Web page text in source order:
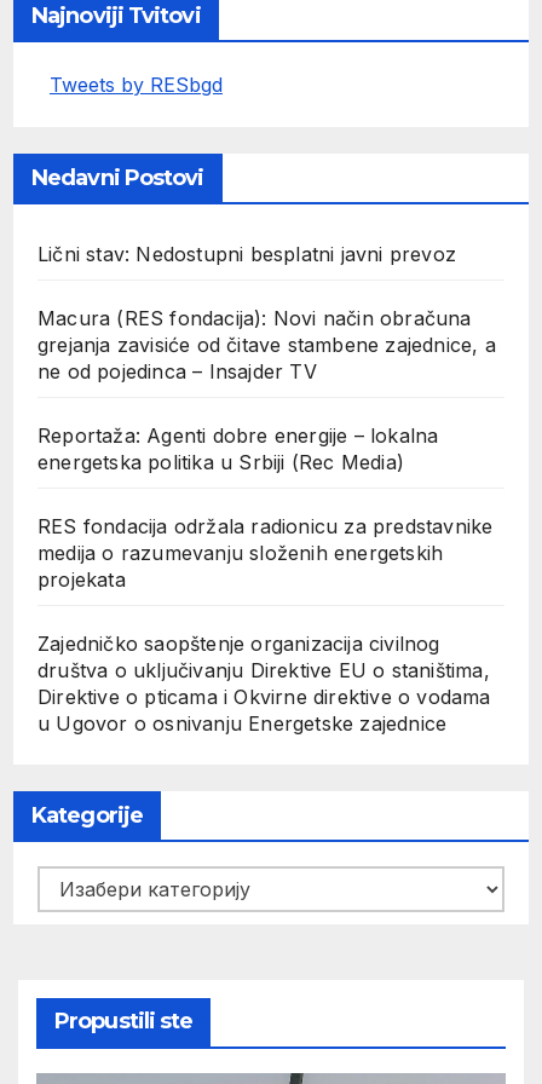
Najnoviji Tvitovi
Tweets by RESbgd
Nedavni Postovi
Lični stav: Nedostupni besplatni javni prevoz
Macura (RES fondacija): Novi način obračuna
grejanja zavisiće od čitave stambene zajednice, a
ne od pojedinca – Insajder TV
Reportaža: Agenti dobre energije – lokalna
energetska politika u Srbiji (Rec Media)
RES fondacija održala radionicu za predstavnike
medija o razumevanju složenih energetskih
projekata
Zajedničko saopštenje organizacija civilnog
društva o uključivanju Direktive EU o staništima,
Direktive o pticama i Okvirne direktive o vodama
u Ugovor o osnivanju Energetske zajednice
Kategorije
Kategorije
Propustili ste